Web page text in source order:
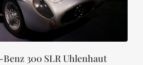
300 SLR Uhlenhaut